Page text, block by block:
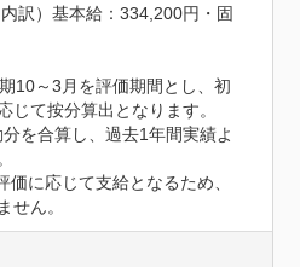
訳）基本給：334,200円・固
10～3月を評価期間とし、初
じて按分算出となります。
を合算し、過去1年間実績よ
に応じて支給となるため、
せん。